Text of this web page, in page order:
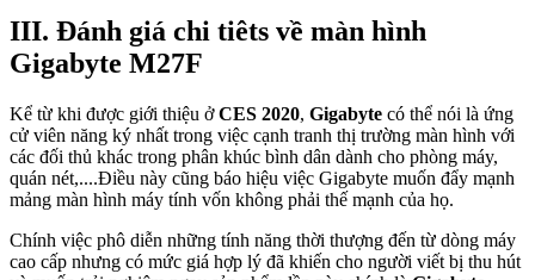
III. Đánh giá chi tiêts về màn hình
Gigabyte M27F
Kể từ khi được giới thiệu ởCES 2020, Gigabyte có thể nói là ứng
cử viên năng ký nhất trong việc cạnh tranh thị trường màn hình với
các đối thủ khác trong phân khúc bình dân dành cho phòng máy,
quán nét,....Điều này cũng báo hiệu việc Gigabyte muốn đẩy mạnh
mảng màn hình máy tính vốn không phải thế mạnh của họ.
Chính việc phô diễn những tính năng thời thượng đến từ dòng máy
cao cấp nhưng có mức giá hợp lý đã khiến cho người viết bị thu hút